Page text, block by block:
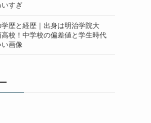
すぎ
歴と経歴｜出身は明治学院大
校！中学校の偏差値と学生時代
画像